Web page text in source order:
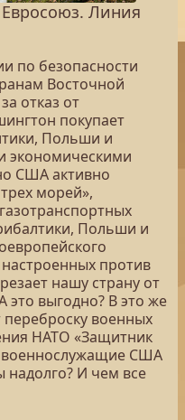
Линия
по безопасности
Восточной
отказ от
покупает
Польши и
экономическими
США активно
морей»,
Польши и
настроенных против
нашу страну от
выгодно? В это же
военных
НАТО «Защитник
военнослужащие США
надолго? И чем все